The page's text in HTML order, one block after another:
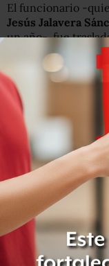
El funcionario -
Jesús Jalavera
un año-, fue
mientras los
los alrededores.
Se desconoce si las
refriegaentre
a Sánchez
parte del
policía de Balleza.